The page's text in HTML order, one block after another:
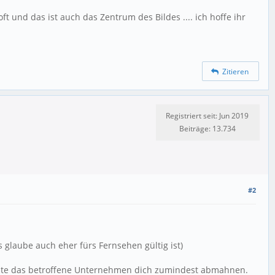
und das ist auch das Zentrum des Bildes .... ich hoffe ihr
Zitieren
Registriert seit: Jun 2019
Beiträge: 13.734
#2
auch eher fürs Fernsehen gültig ist)
das betroffene Unternehmen dich zumindest abmahnen.